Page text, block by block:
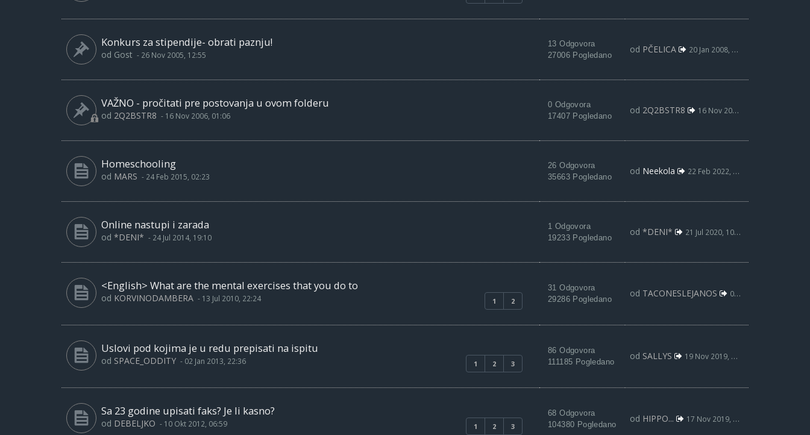
Konkurs za stipendije- obrati paznju!
od Gost - 26 Nov 2005, 12:55
13 Odgovora
27006 Pogledano
od PČELICA 20 Jan 2008, 14:10
VAŽNO - pročitati pre postovanja u ovom folderu
od 2Q2BSTR8 - 16 Nov 2006, 01:06
0 Odgovora
17407 Pogledano
od 2Q2BSTR8 16 Nov 2006, 01:06
Homeschooling
od MARS - 24 Feb 2015, 02:23
26 Odgovora
35663 Pogledano
od Neekola 22 Feb 2022, 21:16
Online nastupi i zarada
od *DENI* - 24 Jul 2014, 19:10
1 Odgovora
19233 Pogledano
od *DENI* 21 Jul 2020, 10:49
<English> What are the mental exercises that you do to
1 2
od KORVINODAMBERA - 13 Jul 2010, 22:24
31 Odgovora
29286 Pogledano
od TACONESLEJANOS 02 Jun 2020, 21:48
Uslovi pod kojima je u redu prepisati na ispitu
1 2 3
od SPACE_ODDITY - 02 Jan 2013, 22:36
86 Odgovora
111185 Pogledano
od SALLYS 19 Nov 2019, 18:20
Sa 23 godine upisati faks? Je li kasno?
1 2 3
od DEBELJKO - 10 Okt 2012, 06:59
68 Odgovora
104380 Pogledano
od HIPPO... 17 Nov 2019, 17:46